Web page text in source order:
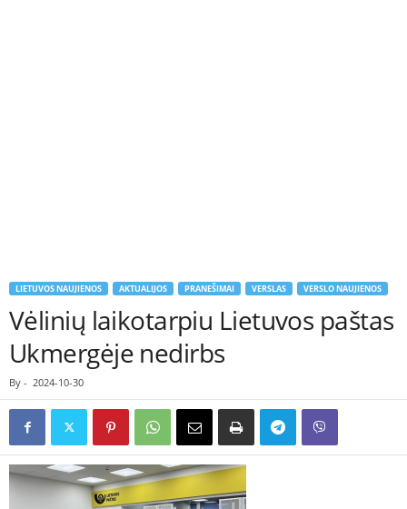
LIETUVOS NAUJIENOS AKTUALIJOS PRANEŠIMAI VERSLAS VERSLO NAUJIENOS
Vėlinių laikotarpiu Lietuvos paštas
Ukmergėje nedirbs
By - 2024-10-30